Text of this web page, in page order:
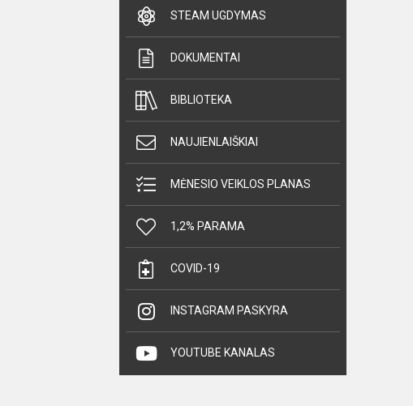
STEAM UGDYMAS
DOKUMENTAI
BIBLIOTEKA
NAUJIENLAIŠKIAI
MĖNESIO VEIKLOS PLANAS
1,2% PARAMA
COVID-19
INSTAGRAM PASKYRA
YOUTUBE KANALAS